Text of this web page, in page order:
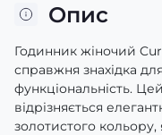
Опис
Годинник жіночий
справжня знахідка
функціональність.
відрізняється
золотистого